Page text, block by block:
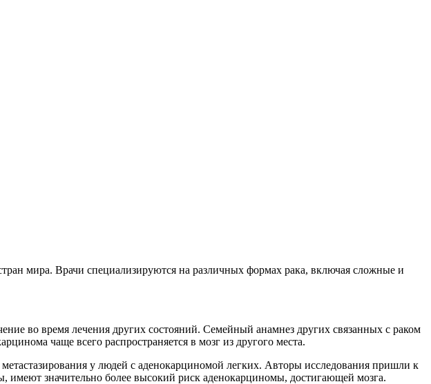
мира. Врачи специализируются на различных формах рака, включая сложные и
во время лечения других состояний. Семейный анамнез других связанных с раком
чаще всего распространяется в мозг из другого места.
у людей с аденокарциномой легких. Авторы исследования пришли к
имеют значительно более высокий риск аденокарциномы, достигающей мозга.